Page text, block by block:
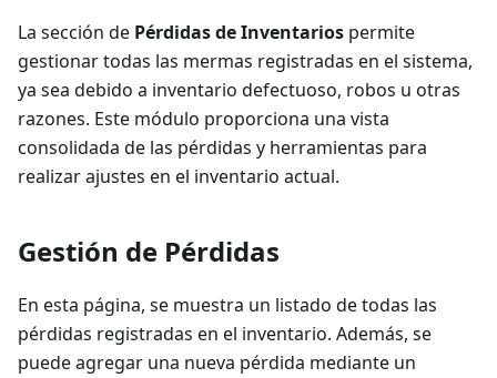
La sección de Pérdidas de Inventarios permite
gestionar todas las mermas registradas en el sistema,
ya sea debido a inventario defectuoso, robos u otras
razones. Este módulo proporciona una vista
consolidada de las pérdidas y herramientas para
realizar ajustes en el inventario actual.
Gestión de Pérdidas
En esta página, se muestra un listado de todas las
pérdidas registradas en el inventario. Además, se
puede agregar una nueva pérdida mediante un